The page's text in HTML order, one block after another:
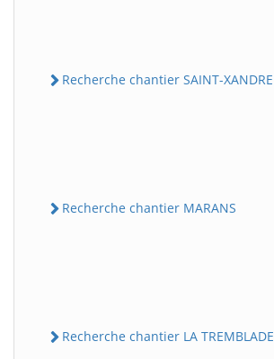
Recherche chantier SAINT-XANDRE
Recherche chantier MARANS
Recherche chantier LA TREMBLADE